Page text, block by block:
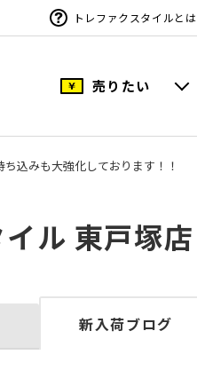
トレファクスタイルとは
売りたい
込みも大強化しております！！
ル 東戸塚店
新入荷ブログ